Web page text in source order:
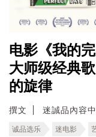
电影《我的
大师级经典
的旋律
撰文 迷誠品內容
诚品选乐 迷电影